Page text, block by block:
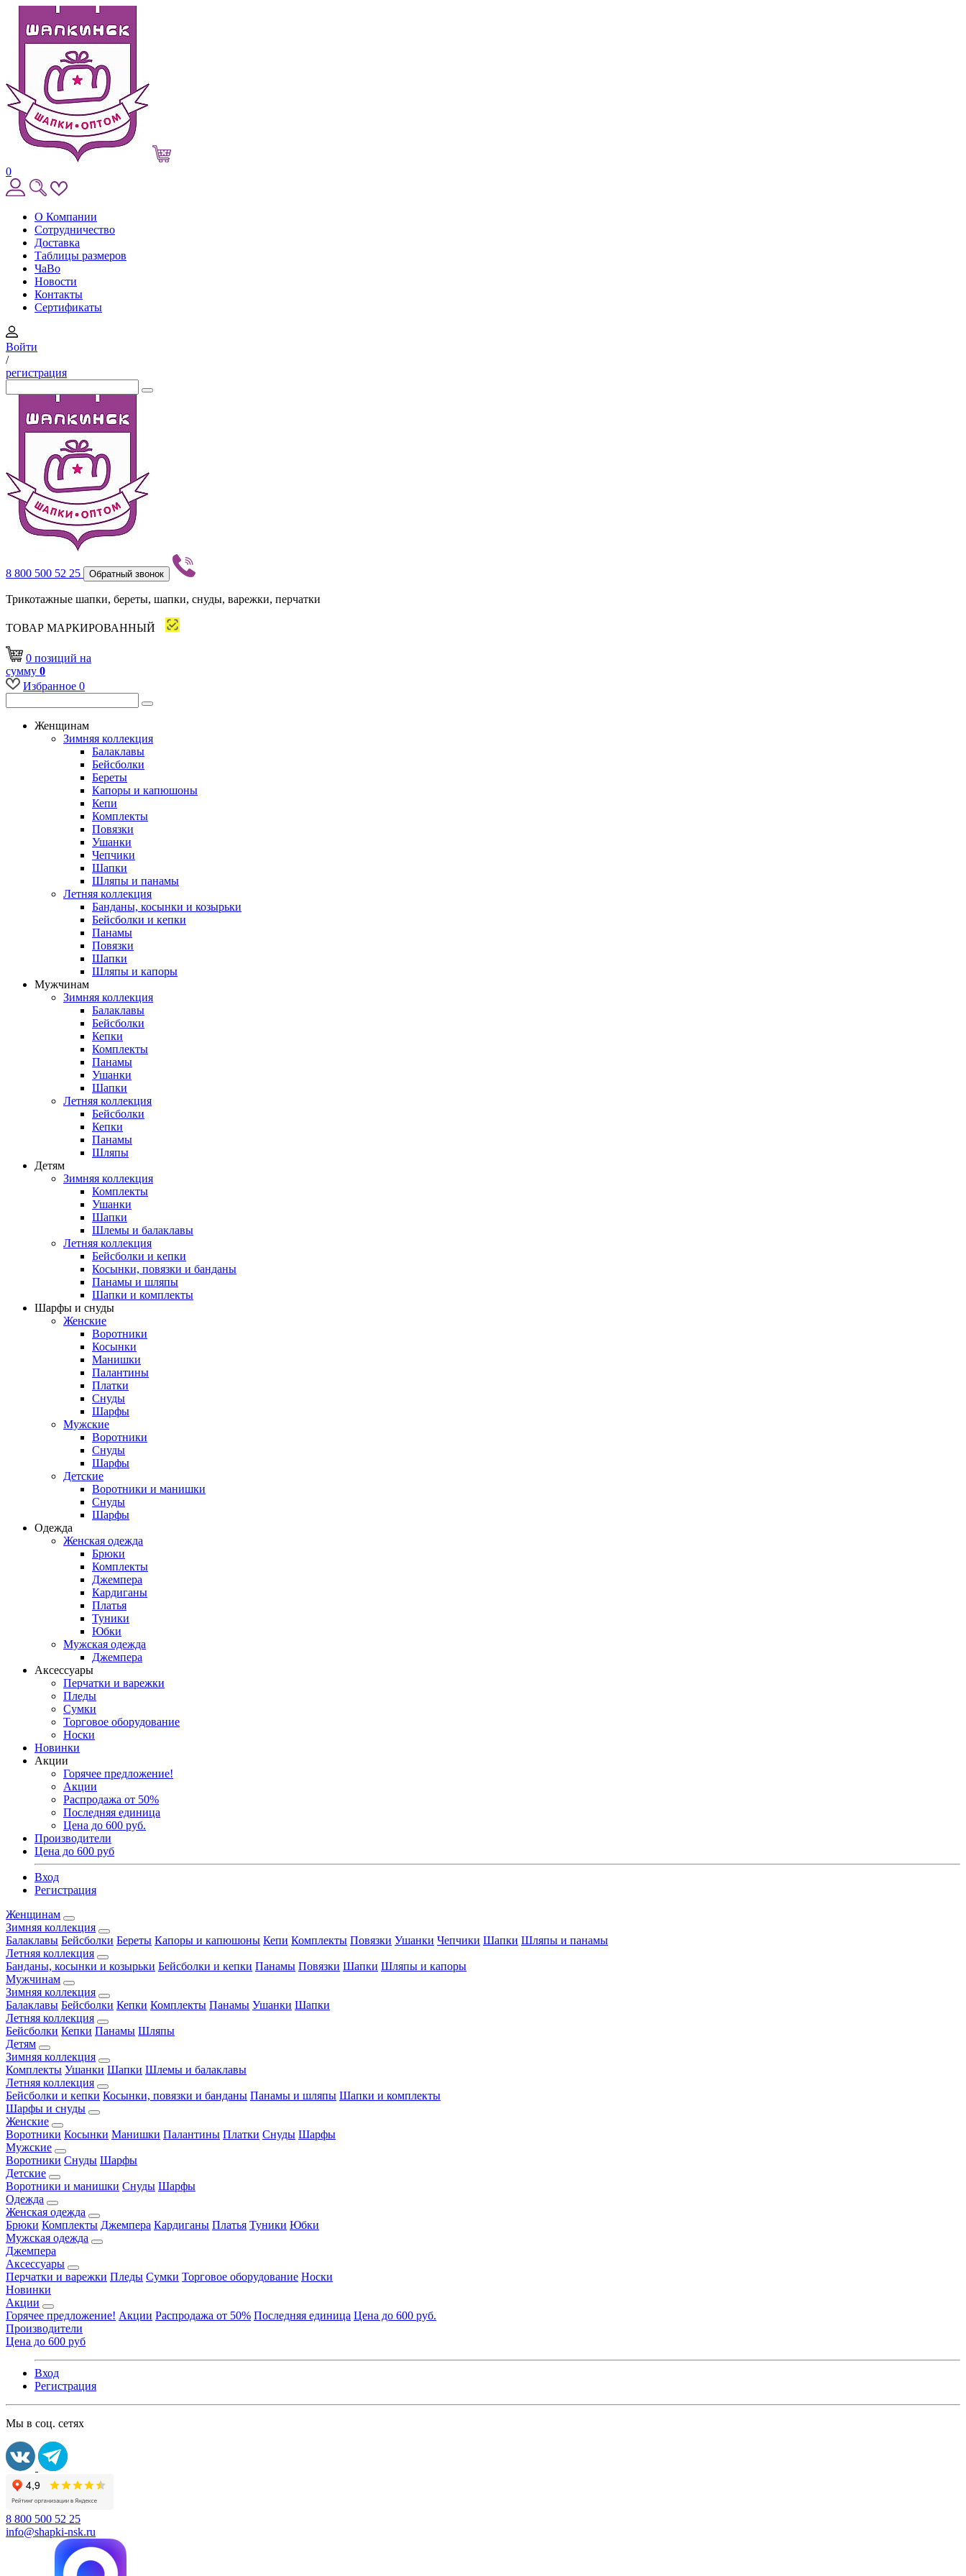
0
О Компании
Сотрудничество
Доставка
Таблицы размеров
ЧаВо
Новости
Контакты
Сертификаты
Войти
/
регистрация
8 800 500 52 25 Обратный звонок
Трикотажные шапки, береты, шапки, снуды, варежки, перчатки
ТОВАР МАРКИРОВАННЫЙ
0 позиций на
сумму 0
Избранное 0
Женщинам
Зимняя коллекция
Балаклавы
Бейсболки
Береты
Капоры и капюшоны
Кепи
Комплекты
Повязки
Ушанки
Чепчики
Шапки
Шляпы и панамы
Летняя коллекция
Банданы, косынки и козырьки
Бейсболки и кепки
Панамы
Повязки
Шапки
Шляпы и капоры
Мужчинам
Зимняя коллекция
Балаклавы
Бейсболки
Кепки
Комплекты
Панамы
Ушанки
Шапки
Летняя коллекция
Бейсболки
Кепки
Панамы
Шляпы
Детям
Зимняя коллекция
Комплекты
Ушанки
Шапки
Шлемы и балаклавы
Летняя коллекция
Бейсболки и кепки
Косынки, повязки и банданы
Панамы и шляпы
Шапки и комплекты
Шарфы и снуды
Женские
Воротники
Косынки
Манишки
Палантины
Платки
Снуды
Шарфы
Мужские
Воротники
Снуды
Шарфы
Детские
Воротники и манишки
Снуды
Шарфы
Одежда
Женская одежда
Брюки
Комплекты
Джемпера
Кардиганы
Платья
Туники
Юбки
Мужская одежда
Джемпера
Аксессуары
Перчатки и варежки
Пледы
Сумки
Торговое оборудование
Носки
Новинки
Акции
Горячее предложение!
Акции
Распродажа от 50%
Последняя единица
Цена до 600 руб.
Производители
Цена до 600 руб
Вход
Регистрация
Женщинам
Зимняя коллекция
Балаклавы Бейсболки Береты Капоры и капюшоны Кепи Комплекты Повязки Ушанки Чепчики Шапки Шляпы и панамы
Летняя коллекция
Банданы, косынки и козырьки Бейсболки и кепки Панамы Повязки Шапки Шляпы и капоры
Мужчинам
Зимняя коллекция
Балаклавы Бейсболки Кепки Комплекты Панамы Ушанки Шапки
Летняя коллекция
Бейсболки Кепки Панамы Шляпы
Детям
Зимняя коллекция
Комплекты Ушанки Шапки Шлемы и балаклавы
Летняя коллекция
Бейсболки и кепки Косынки, повязки и банданы Панамы и шляпы Шапки и комплекты
Шарфы и снуды
Женские
Воротники Косынки Манишки Палантины Платки Снуды Шарфы
Мужские
Воротники Снуды Шарфы
Детские
Воротники и манишки Снуды Шарфы
Одежда
Женская одежда
Брюки Комплекты Джемпера Кардиганы Платья Туники Юбки
Мужская одежда
Джемпера
Аксессуары
Перчатки и варежки Пледы Сумки Торговое оборудование Носки
Новинки
Акции
Горячее предложение! Акции Распродажа от 50% Последняя единица Цена до 600 руб.
Производители
Цена до 600 руб
Вход
Регистрация
Мы в соц. сетях
8 800 500 52 25
info@shapki-nsk.ru